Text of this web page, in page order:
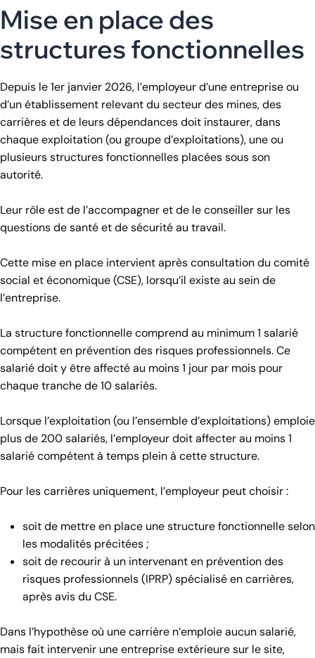
Mise en place des
structures fonctionnelles
Depuis le 1er janvier 2026, l’employeur d’une entreprise ou
d’un établissement relevant du secteur des mines, des
carrières et de leurs dépendances doit instaurer, dans
chaque exploitation (ou groupe d’exploitations), une ou
plusieurs structures fonctionnelles placées sous son
autorité.
Leur rôle est de l’accompagner et de le conseiller sur les
questions de santé et de sécurité au travail.
Cette mise en place intervient après consultation du comité
social et économique (CSE), lorsqu’il existe au sein de
l’entreprise.
La structure fonctionnelle comprend au minimum 1 salarié
compétent en prévention des risques professionnels. Ce
salarié doit y être affecté au moins 1 jour par mois pour
chaque tranche de 10 salariés.
Lorsque l’exploitation (ou l’ensemble d’exploitations) emploie
plus de 200 salariés, l’employeur doit affecter au moins 1
salarié compétent à temps plein à cette structure.
Pour les carrières uniquement, l’employeur peut choisir :
soit de mettre en place une structure fonctionnelle selon
les modalités précitées ;
soit de recourir à un intervenant en prévention des
risques professionnels (IPRP) spécialisé en carrières,
après avis du CSE.
Dans l’hypothèse où une carrière n’emploie aucun salarié,
mais fait intervenir une entreprise extérieure sur le site,